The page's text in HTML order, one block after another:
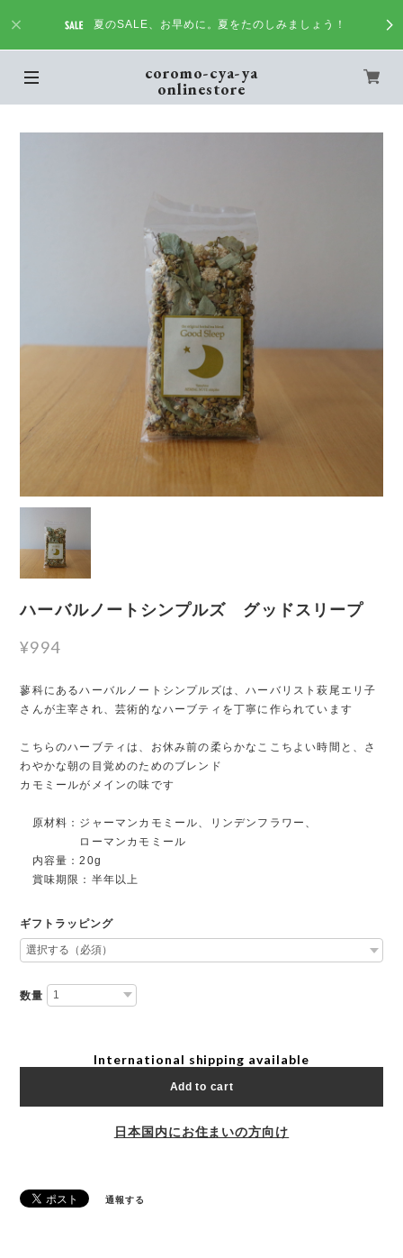
夏のSALE、お早めに。夏をたのしみましょう！
coromo-cya-ya
onlinestore
ハーバルノートシンプルズ グッドスリープ
¥994
蓼科にあるハーバルノートシンプルズは、ハーバリスト萩尾エリ子
さんが主宰され、芸術的なハーブティを丁寧に作られています
こちらのハーブティは、お休み前の柔らかなここちよい時間と、さ
わやかな朝の目覚めのためのブレンド
カモミールがメインの味です
原材料：ジャーマンカモミール、リンデンフラワー、
ローマンカモミール
内容量：20g
賞味期限：半年以上
ギフトラッピング
数量
International shipping available
Add to cart
日本国内にお住まいの方向け
通報する